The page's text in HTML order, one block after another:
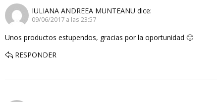
IULIANA ANDREEA MUNTEANU dice:
09/06/2017 a las 23:57
Unos productos estupendos, gracias por la oportunidad 🙂
RESPONDER